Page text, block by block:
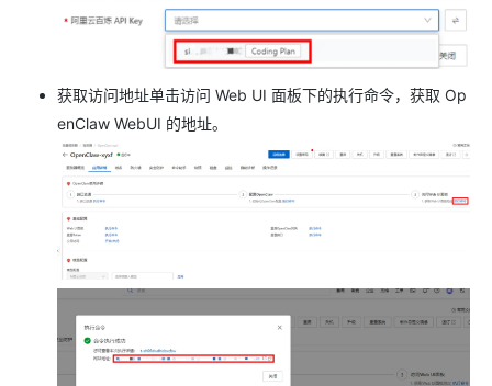
获取访问地址单击访问 Web UI 面板下的执行命令，获取 Op
enClaw WebUI 的地址。